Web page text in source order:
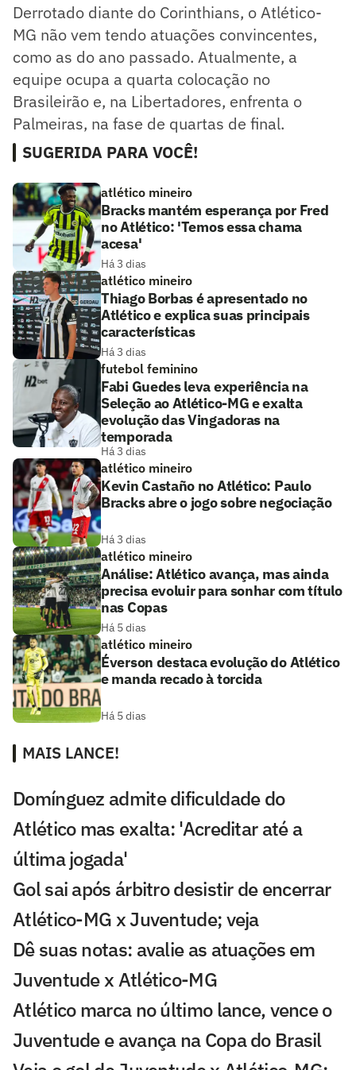
Derrotado diante do Corinthians, o Atlético-
MG não vem tendo atuações convincentes,
como as do ano passado. Atualmente, a
equipe ocupa a quarta colocação no
Brasileirão e, na Libertadores, enfrenta o
Palmeiras, na fase de quartas de final.
SUGERIDA PARA VOCÊ!
atlético mineiro
Bracks mantém esperança por Fred
no Atlético: 'Temos essa chama
acesa'
Há 3 dias
atlético mineiro
Thiago Borbas é apresentado no
Atlético e explica suas principais
características
Há 3 dias
futebol feminino
Fabi Guedes leva experiência na
Seleção ao Atlético-MG e exalta
evolução das Vingadoras na
temporada
Há 3 dias
atlético mineiro
Kevin Castaño no Atlético: Paulo
Bracks abre o jogo sobre negociação
Há 3 dias
atlético mineiro
Análise: Atlético avança, mas ainda
precisa evoluir para sonhar com título
nas Copas
Há 5 dias
atlético mineiro
Éverson destaca evolução do Atlético
e manda recado à torcida
Há 5 dias
MAIS LANCE!
Domínguez admite dificuldade do
Atlético mas exalta: 'Acreditar até a
última jogada'
Gol sai após árbitro desistir de encerrar
Atlético-MG x Juventude; veja
Dê suas notas: avalie as atuações em
Juventude x Atlético-MG
Atlético marca no último lance, vence o
Juventude e avança na Copa do Brasil